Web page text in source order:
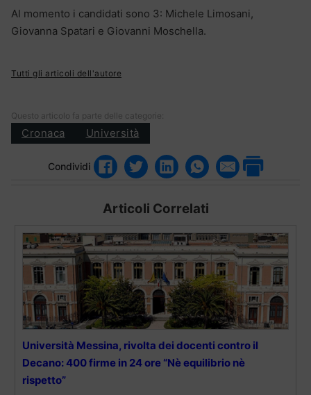
Al momento i candidati sono 3: Michele Limosani,
Giovanna Spatari e Giovanni Moschella.
Tutti gli articoli dell'autore
Questo articolo fa parte delle categorie:
Cronaca Università
Condividi
Articoli Correlati
Università Messina, rivolta dei docenti contro il
Decano: 400 firme in 24 ore “Nè equilibrio nè
rispetto”